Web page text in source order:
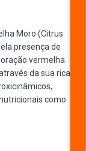
Moro (Citrus
presença de
vermelha
da sua rica
como